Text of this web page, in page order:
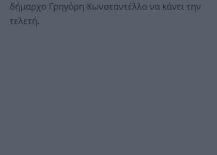
δήμαρχο Γρηγόρη Κωνσταντέλλο να κάνει την
τελετή.